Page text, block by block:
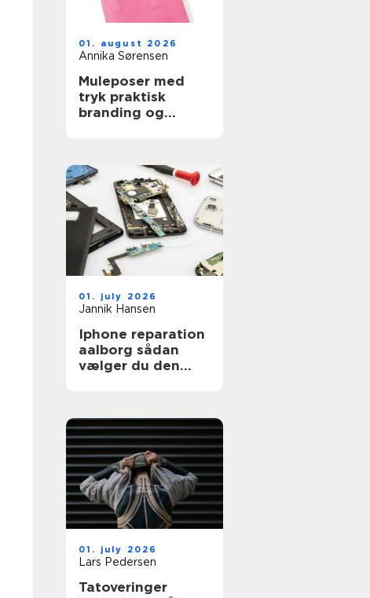
01. august 2026
Annika Sørensen
Muleposer med
tryk praktisk
branding og
01. july 2026
Jannik Hansen
Iphone reparation
aalborg sådan
vælger du den
01. july 2026
Lars Pedersen
Tatoveringer